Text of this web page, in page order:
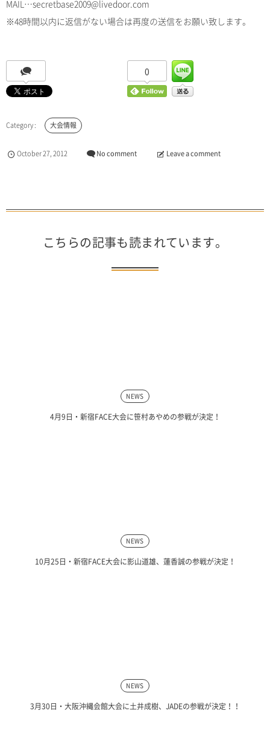
MAIL…secretbase2009@livedoor.com
※48時間以内に返信がない場合は再度の送信をお願い致します。
0
大会情報
October27,2012 No comment Leave a comment
こちらの記事も読まれています。
NEWS
4月9日・新宿FACE大会に笹村あやめの参戦が決定！
NEWS
10月25日・新宿FACE大会に影山道雄、蓮香誠の参戦が決定！
NEWS
3月30日・大阪沖縄会館大会に土井成樹、JADEの参戦が決定！！